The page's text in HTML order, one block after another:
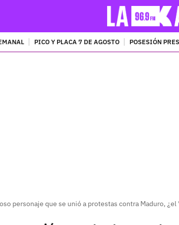
PICO Y PLACA 7 DE AGOSTO POSESIÓN
personaje que se unió a protestas contra Maduro, ¿el